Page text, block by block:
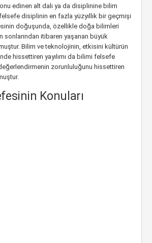
edinen alt dalı ya da disiplinine bilim
disiplinin en fazla yüzyıllık bir geçmişi
doğuşunda, özellikle doğa bilimleri
sonlarından itibaren yaşanan büyük
Bilim ve teknolojinin, etkisini kültürün
hissettiren yayılımı da bilimi felsefe
zorunluluğunu hissettiren
Konuları